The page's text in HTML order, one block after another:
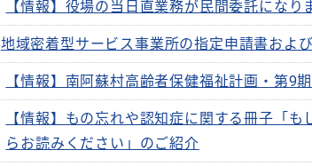
【情報】役場の当日直業務が民間委託になり
地域密着型サービス事業所の指定申請書およ
【情報】南阿蘇村高齢者保健福祉計画・第9
【情報】もの忘れや認知症に関する冊子「
らお読みください」のご紹介